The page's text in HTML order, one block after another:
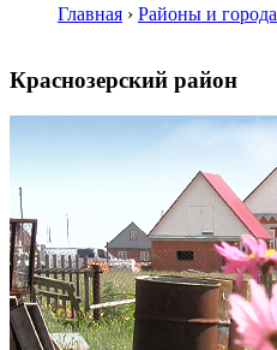
Главная › Районы и города
Краснозерский район